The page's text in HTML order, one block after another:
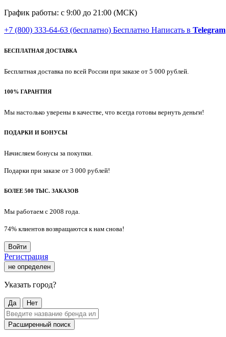
График работы: с 9:00 до 21:00 (МСК)
+7 (800) 333-64-63 (бесплатно) Бесплатно Написать в Telegram
БЕСПЛАТНАЯ ДОСТАВКА
Бесплатная доставка по всей России при заказе от 5 000 рублей.
100% ГАРАНТИЯ
Мы настолько уверены в качестве, что всегда готовы вернуть деньги!
ПОДАРКИ И БОНУСЫ
Начисляем бонусы за покупки.
Подарки при заказе от 3 000 рублей!
БОЛЕЕ 500 ТЫС. ЗАКАЗОВ
Мы работаем с 2008 года.
74% клиентов возвращаются к нам снова!
Войти
Регистрация
не определен
Указать город?
Да Нет
Расширенный поиск